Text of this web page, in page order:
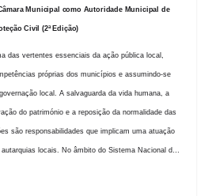
Municipal como Autoridade Municipal de
Civil (2ª Edição)
das vertentes essenciais da ação pública local,
próprias dos municípios e assumindo-se
local. A salvaguarda da vida humana, a
do património e a reposição da normalidade das
são responsabilidades que implicam uma atuação
locais. No âmbito do Sistema Nacional de